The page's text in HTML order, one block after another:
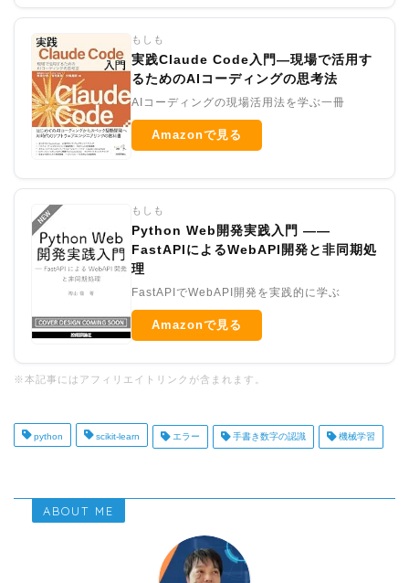
もしも
実践Claude Code入門―現場で活用す
るためのAIコーディングの思考法
AIコーディングの現場活用法を学ぶ一冊
Amazonで見る
もしも
Python Web開発実践入門 ――
FastAPIによるWebAPI開発と非同期処
理
FastAPIでWebAPI開発を実践的に学ぶ
Amazonで見る
※本記事にはアフィリエイトリンクが含まれます。
python scikit-learn エラー 手書き数字の認識 機械学習
ABOUT ME